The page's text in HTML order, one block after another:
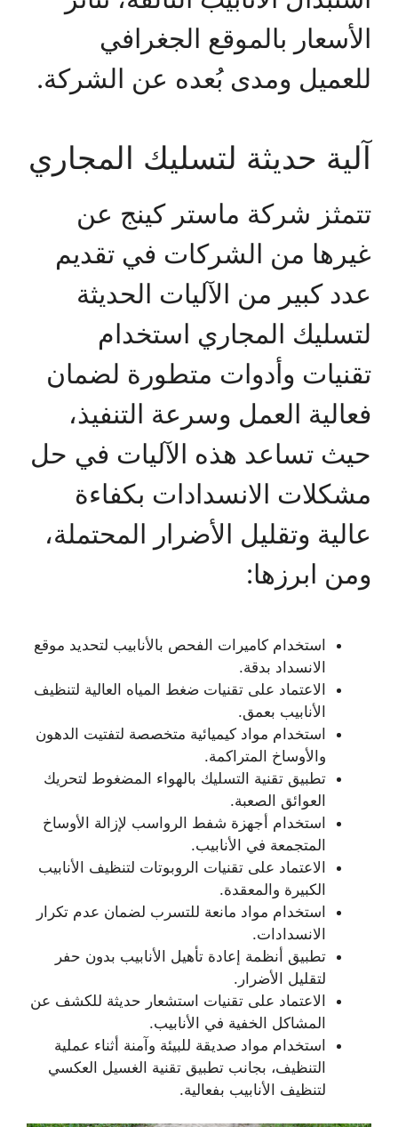
الأسعار بالموقع الجغرافي
للعميل ومدى بُعده عن الشركة.
آلية حديثة لتسليك المجاري
تتمثز شركة ماستر كينج عن
غيرها من الشركات في تقديم
عدد كبير من الآليات الحديثة
لتسليك المجاري استخدام
تقنيات وأدوات متطورة لضمان
فعالية العمل وسرعة التنفيذ،
حيث تساعد هذه الآليات في حل
مشكلات الانسدادات بكفاءة
عالية وتقليل الأضرار المحتملة،
ومن ابرزها:
استخدام كاميرات الفحص بالأنابيب لتحديد موقع
الانسداد بدقة.
الاعتماد على تقنيات ضغط المياه العالية لتنظيف
الأنابيب بعمق.
استخدام مواد كيميائية متخصصة لتفتيت الدهون
والأوساخ المتراكمة.
تطبيق تقنية التسليك بالهواء المضغوط لتحريك
العوائق الصعبة.
استخدام أجهزة شفط الرواسب لإزالة الأوساخ
المتجمعة في الأنابيب.
الاعتماد على تقنيات الروبوتات لتنظيف الأنابيب
الكبيرة والمعقدة.
استخدام مواد مانعة للتسرب لضمان عدم تكرار
الانسدادات.
تطبيق أنظمة إعادة تأهيل الأنابيب بدون حفر
لتقليل الأضرار.
الاعتماد على تقنيات استشعار حديثة للكشف عن
المشاكل الخفية في الأنابيب.
استخدام مواد صديقة للبيئة وآمنة أثناء عملية
التنظيف، بجانب تطبيق تقنية الغسيل العكسي
لتنظيف الأنابيب بفعالية.